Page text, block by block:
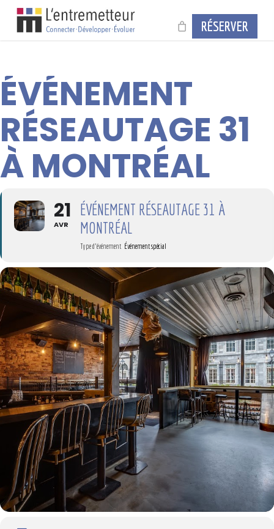
content
RÉSERVER
ÉVÉNEMENT
RÉSEAUTAGE 31
À MONTRÉAL
21
AVR
ÉVÉNEMENT RÉSEAUTAGE 31 À
MONTRÉAL
Type d'événement Événement spécial